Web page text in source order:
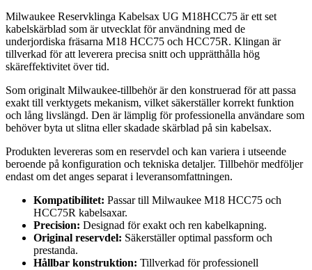
Milwaukee Reservklinga Kabelsax UG M18HCC75 är ett set
kabelskärblad som är utvecklat för användning med de
underjordiska fräsarna M18 HCC75 och HCC75R. Klingan är
tillverkad för att leverera precisa snitt och upprätthålla hög
skäreffektivitet över tid.
Som originalt Milwaukee-tillbehör är den konstruerad för att passa
exakt till verktygets mekanism, vilket säkerställer korrekt funktion
och lång livslängd. Den är lämplig för professionella användare som
behöver byta ut slitna eller skadade skärblad på sin kabelsax.
Produkten levereras som en reservdel och kan variera i utseende
beroende på konfiguration och tekniska detaljer. Tillbehör medföljer
endast om det anges separat i leveransomfattningen.
Kompatibilitet: Passar till Milwaukee M18 HCC75 och
HCC75R kabelsaxar.
Precision: Designad för exakt och ren kabelkapning.
Original reservdel: Säkerställer optimal passform och
prestanda.
Hållbar konstruktion: Tillverkad för professionell